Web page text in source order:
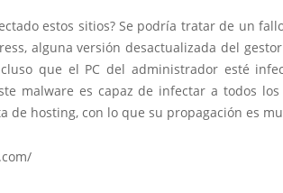
estos sitios? Se podría tratar de un
, alguna versión desactualizada del
que el PC del administrador esté
malware es capaz de infectar a todos
de hosting, con lo que su propagación es